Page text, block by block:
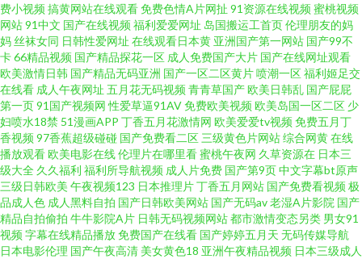
视频 日本歐美電影 中文国产 超碰在线欧美 久久机热精品27 深夜av软件快播
91主播共享福利 国产伪娘在线 日韩不卡一区 91色蝌蚪导航 国产成人后入 欧
美亚洲色的图 尤物肏屄com 超碰国产肏屄 久久一二国产 午夜私人福利 av资
源影院 美女九一视频 亚州午夜AV 超碰99色色 蜜桃视频黄 午夜黄色伦理 av福
利吧 韩国三级成人网 三级片在线导航 91秦先生在线 福利在线播放1 亚洲狼人
色图 日本操逼文学 91网站在线播放 韩国日本a级片 日韩A片做爱网站 91次元
费小视频搞黄网站在线观看免费色情A片网扯 91资源在线视频蜜桃视频
网站91中文 国产在线视频福利爱爱网址 岛国搬运工首页伦理朋友的妈
妈丝袜女同 日韩性爱网址 在线观看日本黄 亚洲国产第一网站 国产99不
卡66精品视频 国产精品探花一区 成人免费国产大片 国产在线网址观看
欧美激情日韩 国产精品无码亚洲 国产一区二区黄片喷潮一区福利姬足交
在线看 成人午夜网址 五月花无码视频青青草国产欧美日韩乱 国产屁屁
第一页91国产视频网 性爱草逼91AV免费欧美视频欧美岛国一区二区 少
妇喷水18禁 51漫画APP 丁香五月花激情网 欧美爱爱tv视频免费五月丁
香视频97香蕉超级碰碰 国产免费看二区 三级黄色片网站综合网黄在线
播放观看欧美电影在线伦理片在哪里看蜜桃午夜网 久草资源在 日本三
级大全 久久福利 福利所导航视频 成人片免费 国产第9页中文字幕bt原声
三级日韩欧美 午夜视频123 日本推理片丁香五月网站 国产免费看视频极
品成人色 成人黑料自拍 国产日韩欧美网站 国产无码av老湿A片影院 国产
精品自拍偷拍 牛牛影院A片 日韩无码视频网站都市激情变态另类 男女91
视频字幕在线精品播放免费国产在线看 国产婷婷五月天 无码传媒导航
日本电影伦理 国产午夜高清 美女黄色18 亚洲午夜精品视频 日本三级成人